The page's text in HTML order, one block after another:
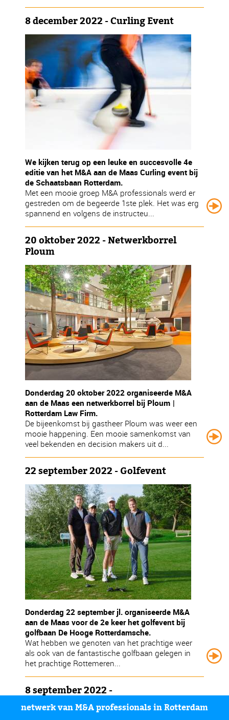
8 december 2022 - Curling Event
We kijken terug op een leuke en succesvolle 4e
editie van het M&A aan de Maas Curling event bij
de Schaatsbaan Rotterdam.
Met een mooie groep M&A professionals werd er
gestreden om de begeerde 1ste plek. Het was erg
spannend en volgens de instructeu...
20 oktober 2022 - Netwerkborrel
Ploum
Donderdag 20 oktober 2022 organiseerde M&A
aan de Maas een netwerkborrel bij Ploum |
Rotterdam Law Firm.
De bijeenkomst bij gastheer Ploum was weer een
mooie happening. Een mooie samenkomst van
veel bekenden en decision makers uit d...
22 september 2022 - Golfevent
Donderdag 22 september jl. organiseerde M&A
aan de Maas voor de 2e keer het golfevent bij
golfbaan De Hooge Rotterdamsche.
Wat hebben we genoten van het prachtige weer
als ook van de fantastische golfbaan gelegen in
het prachtige Rottemeren...
8 september 2022 -
Midgetgolftoernooi
netwerk van M&A professionals in Rotterdam